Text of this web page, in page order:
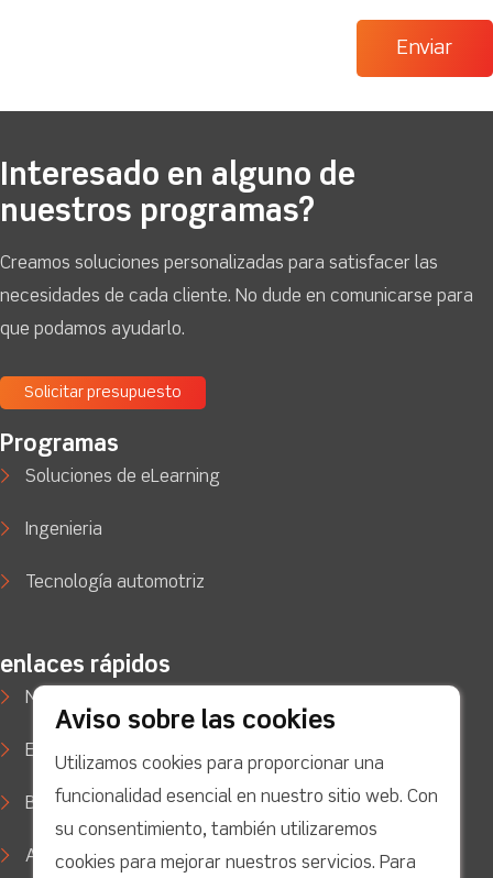
Interesado en alguno de
nuestros programas?
Creamos soluciones personalizadas para satisfacer las
necesidades de cada cliente. No dude en comunicarse para
que podamos ayudarlo.
Solicitar presupuesto
Programas
Soluciones de eLearning
Ingenieria
Tecnología automotriz
enlaces rápidos
Noticias
Estudios de caso
Blog
Apoyo
Aviso sobre las cookies
Utilizamos cookies para proporcionar una
funcionalidad esencial en nuestro sitio web. Con
su consentimiento, también utilizaremos
cookies para mejorar nuestros servicios. Para